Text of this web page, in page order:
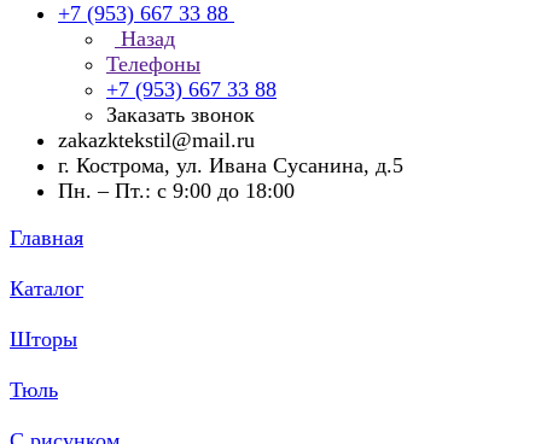
+7 (953) 667 33 88
Назад
Телефоны
+7 (953) 667 33 88
Заказать звонок
zakazktekstil@mail.ru
г. Кострома, ул. Ивана Сусанина, д.5
Пн. – Пт.: с 9:00 до 18:00
Главная
Каталог
Шторы
Тюль